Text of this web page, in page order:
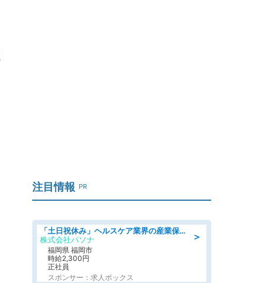
注目情報 PR
＞
「土日祝休み」ヘルスケア業界の産業保健師/高時給/未経験OK/要資格:保健師、正看護師
株式会社パソナ
福岡県 福岡市
時給2,300円
正社員
スポンサー：求人ボックス